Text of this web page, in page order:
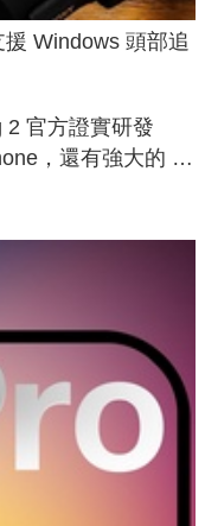
Windows 頭部追
2 官方證實研發
，還有強大的 AI